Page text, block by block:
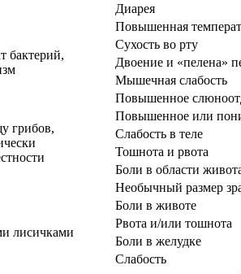
Диарея
Повышенная
бактерий,
Сухость во рту
Двоение и «пелена»
Мышечная слабость
грибов,
Повышенное
Повышенное или
Слабость в теле
Тошнота и рвота
Боли в области
Необычный размер
лисичками
Боли в животе
Рвота и/или тошнота
Боли в желудке
Слабость